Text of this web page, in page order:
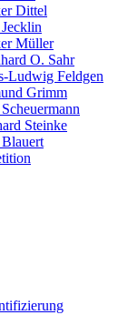
Dittel
Müller
O. Sahr
Ludwig Feldgen
Grimm
Steinke